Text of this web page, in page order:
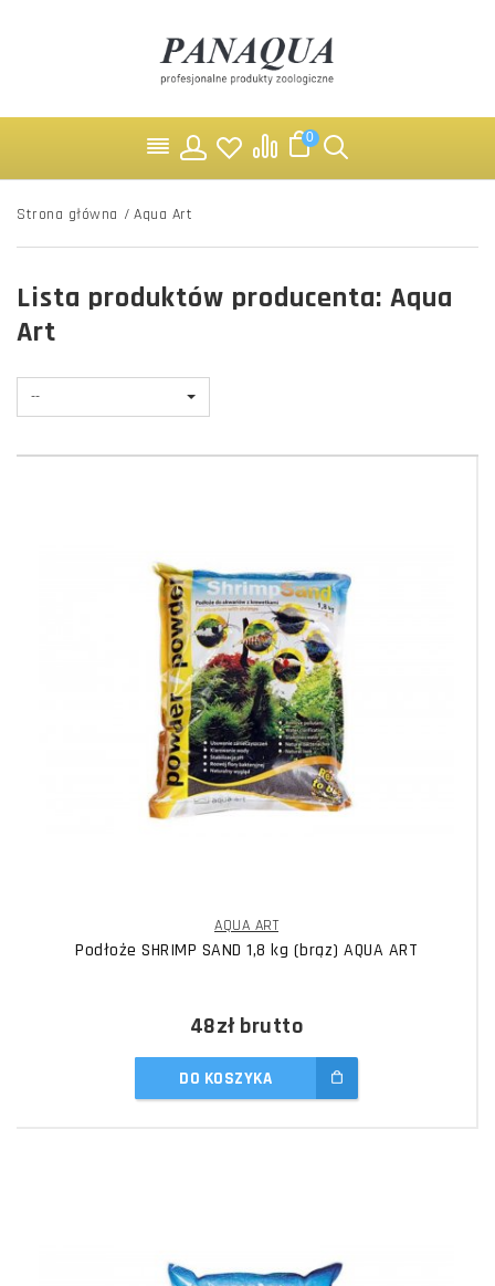
0
Strona główna / Aqua Art
Lista produktów producenta: Aqua
Art
--
AQUA ART
Podłoże SHRIMP SAND 1,8 kg (brąz) AQUA ART
48złbrutto
DO KOSZYKA